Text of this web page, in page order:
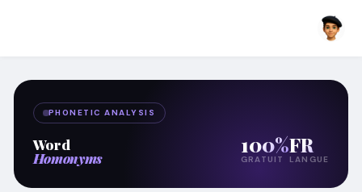
PHONETIC ANALYSIS
Word
Homonyms
100%
GRATUIT
FR
LANGUE